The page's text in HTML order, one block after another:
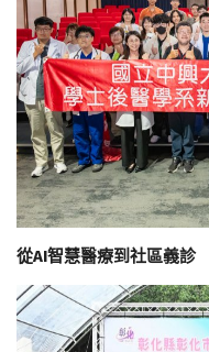
從AI智慧醫療到社區義診